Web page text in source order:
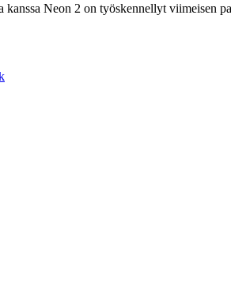
kanssa Neon 2 on työskennellyt viimeisen